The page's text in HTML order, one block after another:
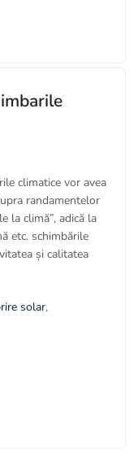
climatice vor avea
randamentelor
la climă”, adică la
etc. schimbările
și calitatea
solar,